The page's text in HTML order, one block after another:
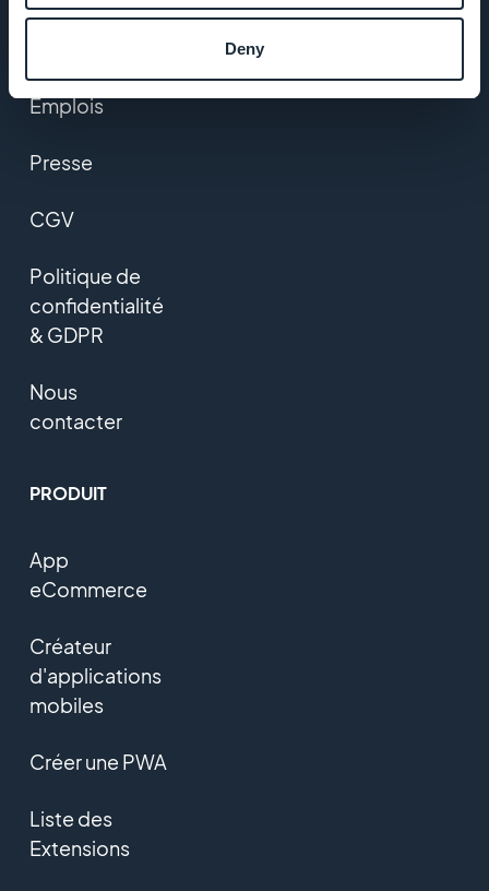
Deny
Startup
Emplois
Presse
CGV
Politique de
confidentialité
& GDPR
Nous
contacter
PRODUIT
App
eCommerce
Créateur
d'applications
mobiles
Créer une PWA
Liste des
Extensions